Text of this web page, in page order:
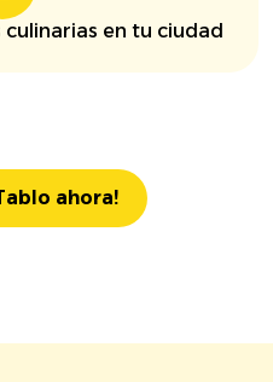
en tu ciudad
ahora!